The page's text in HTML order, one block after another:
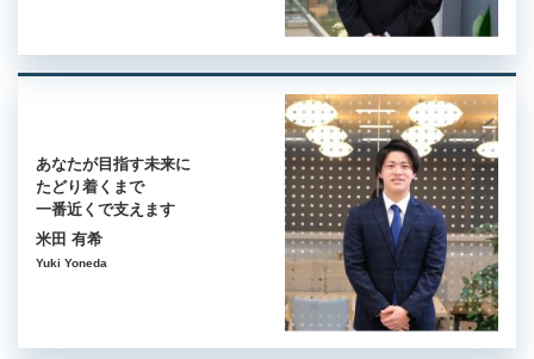
あなたが目指す未来に
たどり着くまで
一番近くで支えます
米田 有希
Yuki Yoneda